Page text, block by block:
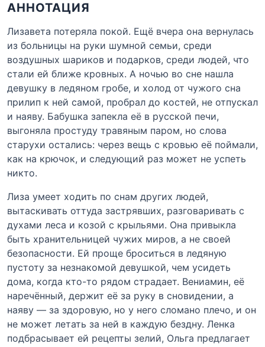
АННОТАЦИЯ
Лизавета потеряла покой. Ещё вчера она вернулась
из больницы на руки шумной семьи, среди
воздушных шариков и подарков, среди людей, что
стали ей ближе кровных. А ночью во сне нашла
девушку в ледяном гробе, и холод от чужого сна
прилип к ней самой, пробрал до костей, не отпускал
и наяву. Бабушка запекла её в русской печи,
выгоняла простуду травяным паром, но слова
старухи остались: через вещь с кровью её поймали,
как на крючок, и следующий раз может не успеть
никто.
Лиза умеет ходить по снам других людей,
вытаскивать оттуда застрявших, разговаривать с
духами леса и козой с крыльями. Она привыкла
быть хранительницей чужих миров, а не своей
безопасности. Ей проще броситься в ледяную
пустоту за незнакомой девушкой, чем усидеть
дома, когда кто-то рядом страдает. Вениамин, её
наречённый, держит её за руку в сновидении, а
наяву — за здоровую, но у него сломано плечо, и он
не может летать за ней в каждую бездну. Ленка
подбрасывает ей рецепты зелий, Ольга предлагает